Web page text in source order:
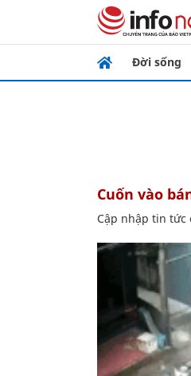
Đời sống
cuốn vào
Cập nhập tin tức